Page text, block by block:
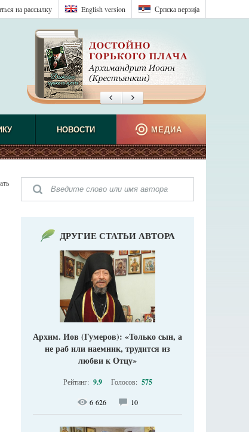
Српска верзиjа
English version
на рассылку
НОВОСТИ МЕДИА
ДРУГИЕ СТАТЬИ АВТОРА
Архим. Иов (Гумеров): «Только сын, а
не раб или наемник, трудится из
любви к Отцу»
Рейтинг: 9.9 Голосов: 575
6 626 10